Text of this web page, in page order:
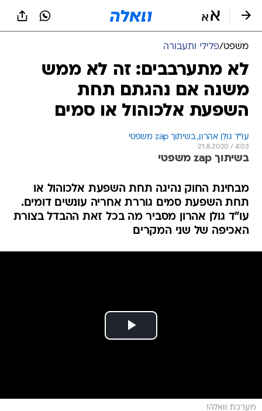
משפט/פלילי ותעבורה
לא מתערבבים: זה לא ממש
משנה אם נהגתם תחת
השפעת אלכוהול או סמים
עו"ד גולן אהרון, בשיתוך zap משפטי
21.8.2020 / 4:03
בשיתוך zap משפטי
מבחינת החוק נהיגה תחת השפעת אלכוהול או
תחת השפעת סמים גוררת אחריה עונשים דומים.
עו"ד גולן אהרון מסביר מה בכל זאת ההבדל בצורת
האכיפה של שני המקרים
מערכת וואלה!